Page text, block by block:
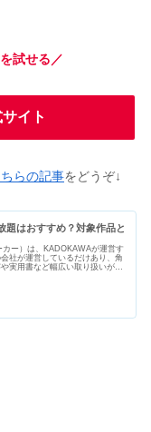
試せる／
イト
ちらの記事をどうぞ↓
題はおすすめ？対象作品と
ー）は、KADOKAWAが運営す
社が運営しているだけあり、角
実用書など幅広い取り扱いがあ